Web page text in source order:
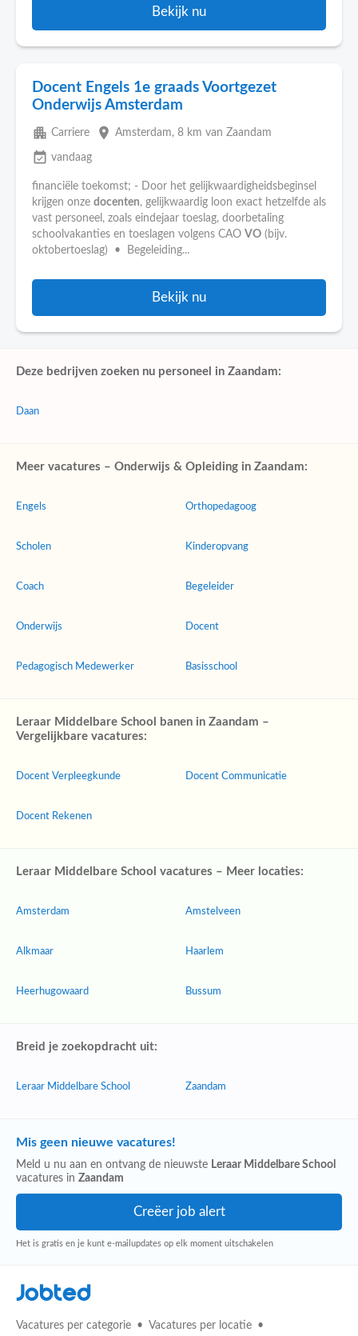
Bekijk nu
Docent Engels 1e graads Voortgezet
Onderwijs Amsterdam
apartment Carriere place Amsterdam, 8 km van Zaandam
event_available vandaag
financiële toekomst; - Door het gelijkwaardigheidsbeginsel
krijgen onze docenten, gelijkwaardig loon exact hetzelfde als
vast personeel, zoals eindejaar toeslag, doorbetaling
schoolvakanties en toeslagen volgens CAO VO (bijv.
oktobertoeslag) • Begeleiding...
Bekijk nu
Deze bedrijven zoeken nu personeel in Zaandam:
Daan
Meer vacatures – Onderwijs & Opleiding in Zaandam:
Engels
Scholen
Coach
Onderwijs
Pedagogisch Medewerker
Orthopedagoog
Kinderopvang
Begeleider
Docent
Basisschool
Leraar Middelbare School banen in Zaandam –
Vergelijkbare vacatures:
Docent Verpleegkunde
Docent Rekenen
Docent Communicatie
Leraar Middelbare School vacatures – Meer locaties:
Amsterdam
Alkmaar
Heerhugowaard
Amstelveen
Haarlem
Bussum
Breid je zoekopdracht uit:
Leraar Middelbare School Zaandam
Mis geen nieuwe vacatures!
Meld u nu aan en ontvang de nieuwste Leraar Middelbare School
vacatures in Zaandam
Het is gratis en je kunt e-mailupdates op elk moment uitschakelen
Jobted
Vacatures per categorie Vacatures per locatie